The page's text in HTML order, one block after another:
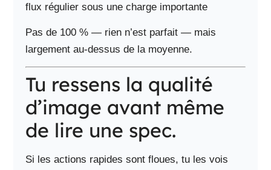
flux régulier sous une charge importante
Pas de 100 % — rien n’est parfait — mais
largement au-dessus de la moyenne.
Tu ressens la qualité
d’image avant même
de lire une spec.
Si les actions rapides sont floues, tu les vois